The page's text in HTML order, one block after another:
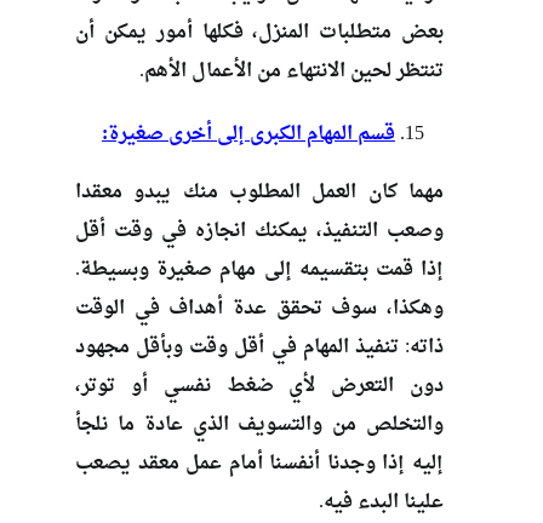
بعض متطلبات المنزل، فكلها أمور يمكن أن
تنتظر لحين الانتهاء من الأعمال الأهم.
قسم المهام الكبرى إلى أخرى صغيرة:
مهما كان العمل المطلوب منك يبدو معقدا
وصعب التنفيذ، يمكنك انجازه في وقت أقل
إذا قمت بتقسيمه إلى مهام صغيرة وبسيطة.
وهكذا، سوف تحقق عدة أهداف في الوقت
ذاته: تنفيذ المهام في أقل وقت وبأقل مجهود
دون التعرض لأي ضغط نفسي أو توتر،
والتخلص من والتسويف الذي عادة ما نلجأ
إليه إذا وجدنا أنفسنا أمام عمل معقد يصعب
علينا البدء فيه.